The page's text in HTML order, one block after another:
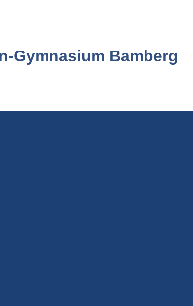
Gymnasium Bamberg